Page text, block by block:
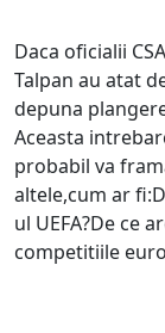
Daca oficialii
Talpan au atat
depuna
Aceasta
probabil va
altele,cum ar
ul UEFA?De ce
competitiile